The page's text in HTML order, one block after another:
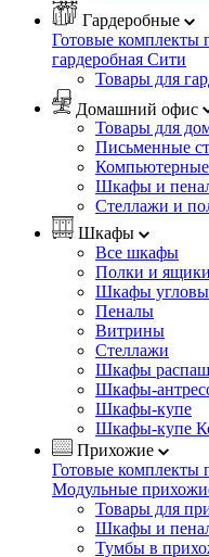
Гардеробные
Готовые комплекты
гардеробная Сити
Товары для
Домашний офис
Товары для
Письменные
Шкафы и
Стеллажи и
Шкафы
Все шкафы
Полки и ящики
Шкафы
Пеналы
Витрины
Стеллажи
Шкафы
Шкафы-
Шкафы-купе
Шкафы-купе
Прихожие
Готовые комплекты
Модульные
Товары для
Шкафы и
Тумбы в